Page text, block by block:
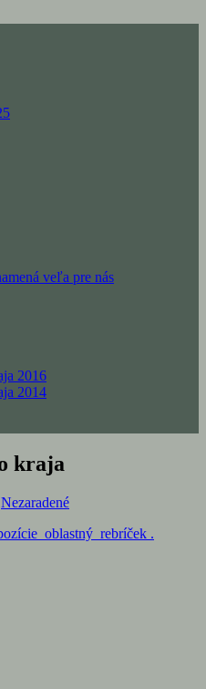
veľa pre nás
2016
2014
kraja
Nezaradené
.